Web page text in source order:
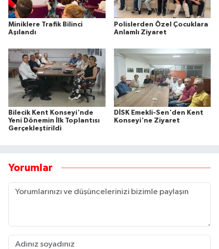
Miniklere Trafik Bilinci
Aşılandı
Polislerden Özel Çocuklara
Anlamlı Ziyaret
Bilecik Kent Konseyi'nde
Yeni Dönemin İlk Toplantısı
Gerçekleştirildi
DİSK Emekli-Sen'den Kent
Konseyi'ne Ziyaret
Yorumlar